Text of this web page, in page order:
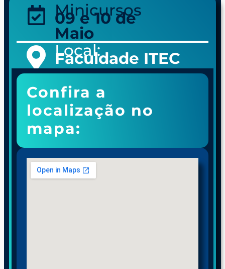
Minicursos
09 e 10 de
Maio
Local:
Faculdade ITEC
Confira a
localização no
mapa: